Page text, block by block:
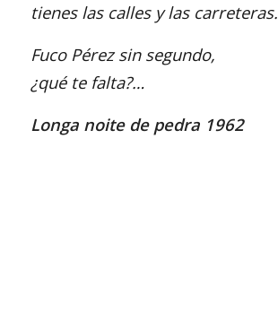
tienes las calles y las carreteras.
Fuco Pérez sin segundo,
¿qué te falta?…
Longa noite de pedra 1962